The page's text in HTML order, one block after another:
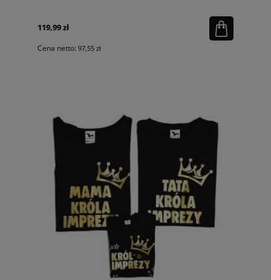
119,99 zł
Cena netto: 97,55 zł